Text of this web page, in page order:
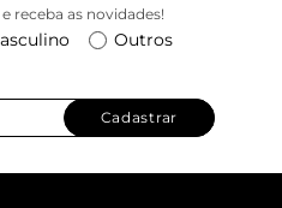
receba as novidades!
Outros
Cadastrar